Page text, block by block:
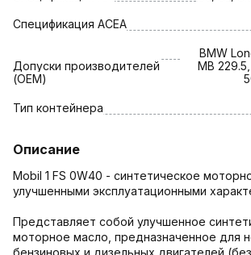
Спецификация АСЕА
Допуски производителей
(OEM)
BMW
MB
Тип контейнера
Описание
Mobil 1 FS 0W40 - синтетическое
улучшенными эксплуатационными
Представляет собой улучшенное
моторное масло, предназначенное для
бензиновых и дизельных двигателей